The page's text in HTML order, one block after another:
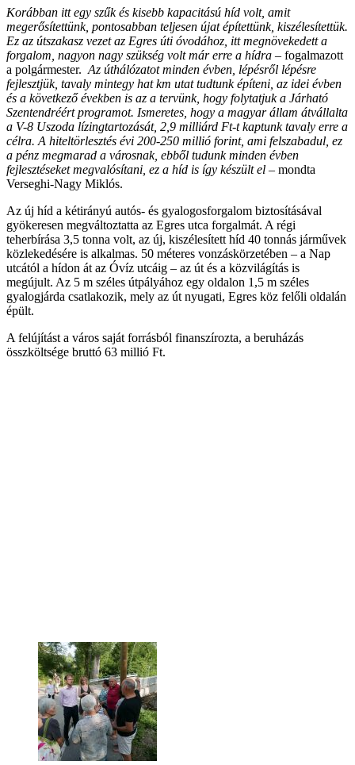
Korábban itt egy szűk és kisebb kapacitású híd volt, amit
megerősítettünk, pontosabban teljesen újat építettünk, kiszélesítettük.
Ez az útszakasz vezet az Egres úti óvodához, itt megnövekedett a
forgalom, nagyon nagy szükség volt már erre a hídra – fogalmazott
a polgármester. Az úthálózatot minden évben, lépésről lépésre
fejlesztjük, tavaly mintegy hat km utat tudtunk építeni, az idei évben
és a következő években is az a tervünk, hogy folytatjuk a Járható
Szentendréért programot. Ismeretes, hogy a magyar állam átvállalta
a V-8 Uszoda lízingtartozását, 2,9 milliárd Ft-t kaptunk tavaly erre a
célra. A hiteltörlesztés évi 200-250 millió forint, ami felszabadul, ez
a pénz megmarad a városnak, ebből tudunk minden évben
fejlesztéseket megvalósítani, ez a híd is így készült el – mondta
Verseghi-Nagy Miklós.
Az új híd a kétirányú autós- és gyalogosforgalom biztosításával
gyökeresen megváltoztatta az Egres utca forgalmát. A régi
teherbírása 3,5 tonna volt, az új, kiszélesített híd 40 tonnás járművek
közlekedésére is alkalmas. 50 méteres vonzáskörzetében – a Nap
utcától a hídon át az Óvíz utcáig – az út és a közvilágítás is
megújult. Az 5 m széles útpályához egy oldalon 1,5 m széles
gyalogjárda csatlakozik, mely az út nyugati, Egres köz felőli oldalán
épült.
A felújítást a város saját forrásból finanszírozta, a beruházás
összköltsége bruttó 63 millió Ft.